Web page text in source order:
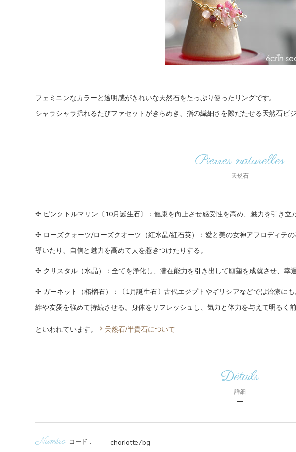
フェミニンなカラーと透明感がきれいな天然石をたっぷり使ったリングです。
シャラシャラ揺れるたびファセットがきらめき、指の繊細さを際だたせる天然石ビジ
Pierres naturelles
天然石
✣ ピンクトルマリン〔10月誕生石〕：健康を向上させ感受性を高め、魅力を引き立
✣ ローズクォーツ/ローズクオーツ（紅水晶/紅石英）：愛と美の女神アフロディテ
導いたり、自信と魅力を高めて人を惹きつけたりする。
✣ クリスタル（水晶）：全てを浄化し、潜在能力を引き出して願望を成就させ、幸
✣ ガーネット（柘榴石）：〔1月誕生石〕古代エジプトやギリシアなどでは治療に
絆や友愛を強めて持続させる。身体をリフレッシュし、気力と体力を与えて明るく前
といわれています。 天然石/半貴石について
Détails
詳細
Numéro コード charlotte7bg